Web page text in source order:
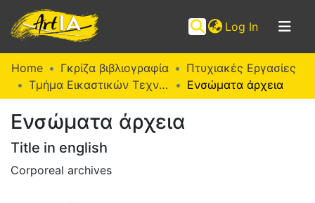
Log In (current)
Communities
Collections
Browse ArtIA
Statistics
Home Γκρίζα βιβλιογραφία
Πτυχιακές Εργασίες
Τμήμα Εικαστικών Τεχνών (Π. Ε.)
Ενσώματα άρχεια
Ενσώματα άρχεια
Title in english
Corporeal archives